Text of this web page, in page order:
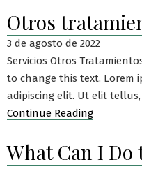
Otros
3 de agosto de 2022
Servicios Otros
to change this text. Lorem
adipiscing elit. Ut elit tellus,
Continue Reading
What Can I